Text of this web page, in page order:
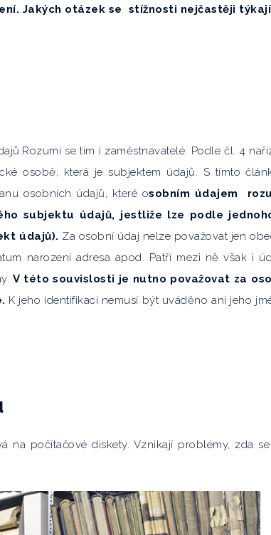
Jakých otázek se stížnosti nejčastěji
se tím i zaměstnavatelé. Podle čl. 4
osobě, která je subjektem údajů. S tímto
osobních údajů, které osobním údajem
subjektu údajů, jestliže lze podle
údajů). Za osobní údaj nelze považovat jen
narození adresa apod. Patří mezi ně však i
V této souvislosti je nutno považovat za
K jeho identifikaci nemusí být uváděno ani jeho
na počítačové diskety. Vznikají problémy, zda